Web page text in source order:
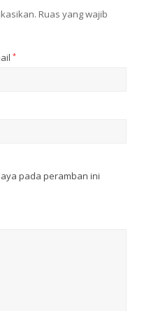
Ruas yang wajib
*
pada peramban ini